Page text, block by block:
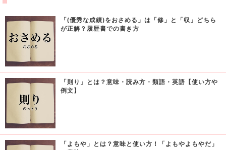
「(優秀な成績)をおさめる」は「修」と「収」どちら
が正解？履歴書での書き方
「則り」とは？意味・読み方・類語・英語【使い方や
例文】
「よもや」とは？意味と使い方！「よもやよもやだ」